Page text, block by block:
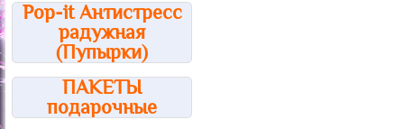
Pop-it Антистресс
радужная
(Пупырки)
ПАКЕТЫ
подарочные